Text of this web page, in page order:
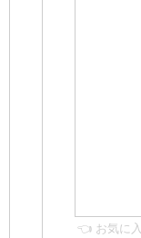
👈 お気に